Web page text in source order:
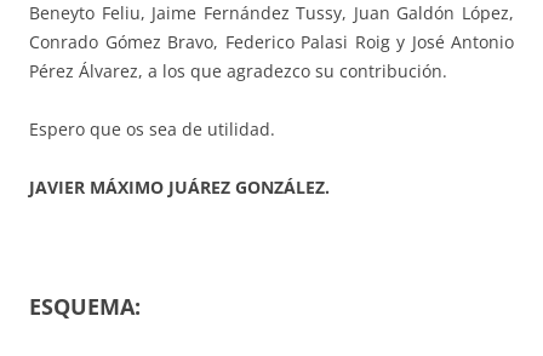
Beneyto Feliu, Jaime Fernández Tussy, Juan Galdón López,
Conrado Gómez Bravo, Federico Palasi Roig y José Antonio
Pérez Álvarez, a los que agradezco su contribución.
Espero que os sea de utilidad.
JAVIER MÁXIMO JUÁREZ GONZÁLEZ.
ESQUEMA: